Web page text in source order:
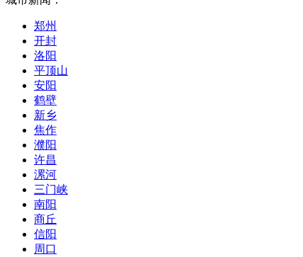
郑州
开封
洛阳
平顶山
安阳
鹤壁
新乡
焦作
濮阳
许昌
漯河
三门峡
南阳
商丘
信阳
周口